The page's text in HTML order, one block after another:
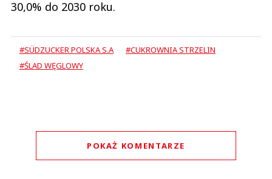
30,0% do 2030 roku.
#SÜDZUCKER POLSKA S.A
#CUKROWNIA STRZELIN
#ŚLAD WĘGLOWY
POKAŻ KOMENTARZE